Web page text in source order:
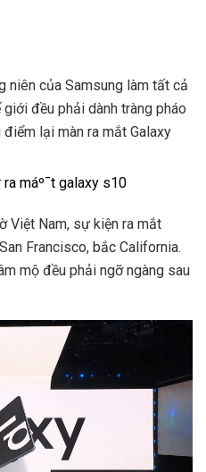
niên của Samsung làm tất cả
đều phải dành tràng pháo
lại màn ra mắt Galaxy
Việt Nam, sự kiện ra mắt
Francisco, bắc California.
mộ đều phải ngỡ ngàng sau